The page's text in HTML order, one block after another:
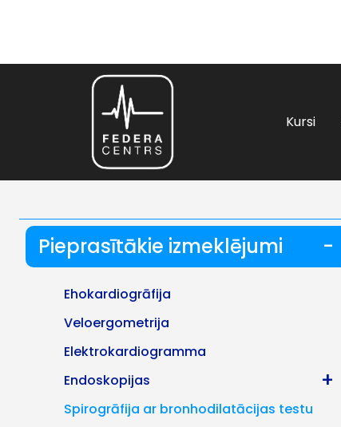
Kursi
Pieprasītākie izmeklējumi -
Ehokardiogrāfija
Veloergometrija
Elektrokardiogramma
Endoskopijas
+
Spirogrāfija ar bronhodilatācijas testu